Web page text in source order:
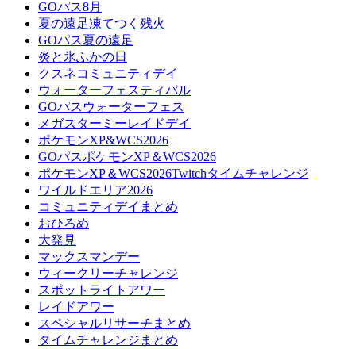
GOパス8月
夏の遠足凍てつく残火
GOパス夏の遠足
炎と氷ふかの日
クスネコミュニティデイ
ウォーターフェスティバル
GOパスウォーターフェス
メガスターミーレイドデイ
ポケモンXP&WCS2026
GOパスポケモンXP＆WCS2026
ポケモンXP＆WCS2026Twitchタイムチャレンジ
ワイルドエリア2026
コミュニティデイまとめ
おひろめ
大発見
マックスマンデー
ウィークリーチャレンジ
スポットライトアワー
レイドアワー
スペシャルリサーチまとめ
タイムチャレンジまとめ